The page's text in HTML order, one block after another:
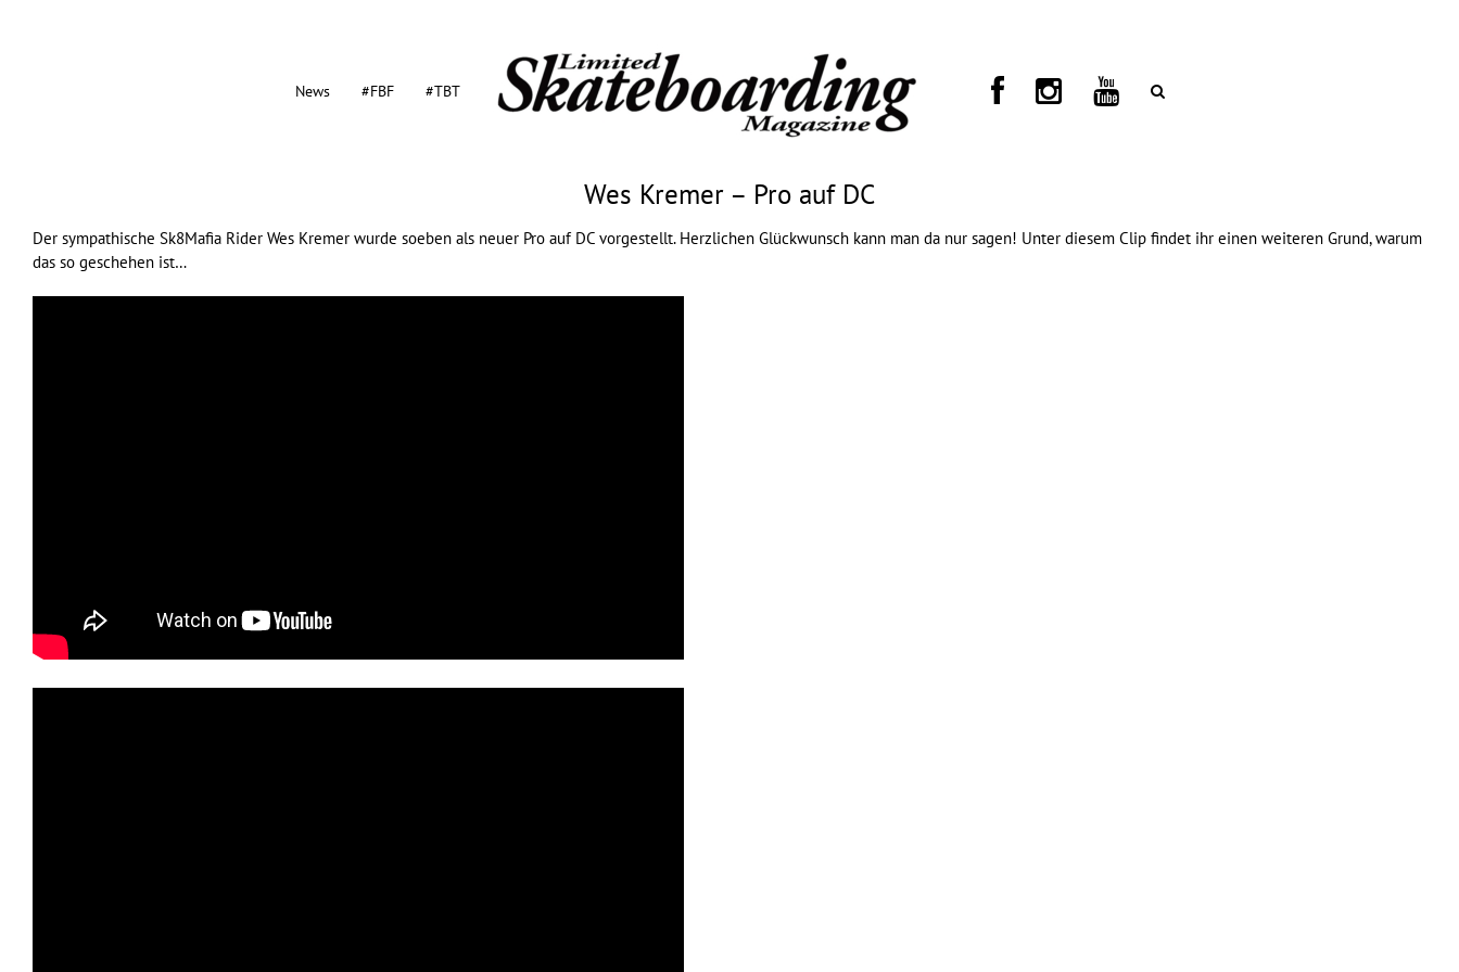
News #FBF #TBT
Wes Kremer – Pro auf DC
Der sympathische Sk8Mafia Rider Wes Kremer wurde soeben als neuer Pro auf DC vorgestellt. Herzlichen Glückwunsch kann man da nur sagen! Unter diesem Clip findet ihr einen weiteren Grund, warum
das so geschehen ist…